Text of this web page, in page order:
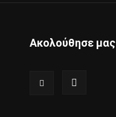
Ακολούθησε μας